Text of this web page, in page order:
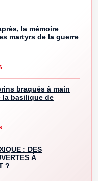
la mémoire
martyrs de la guerre
braqués à main
la basilique de
: DES
À
?